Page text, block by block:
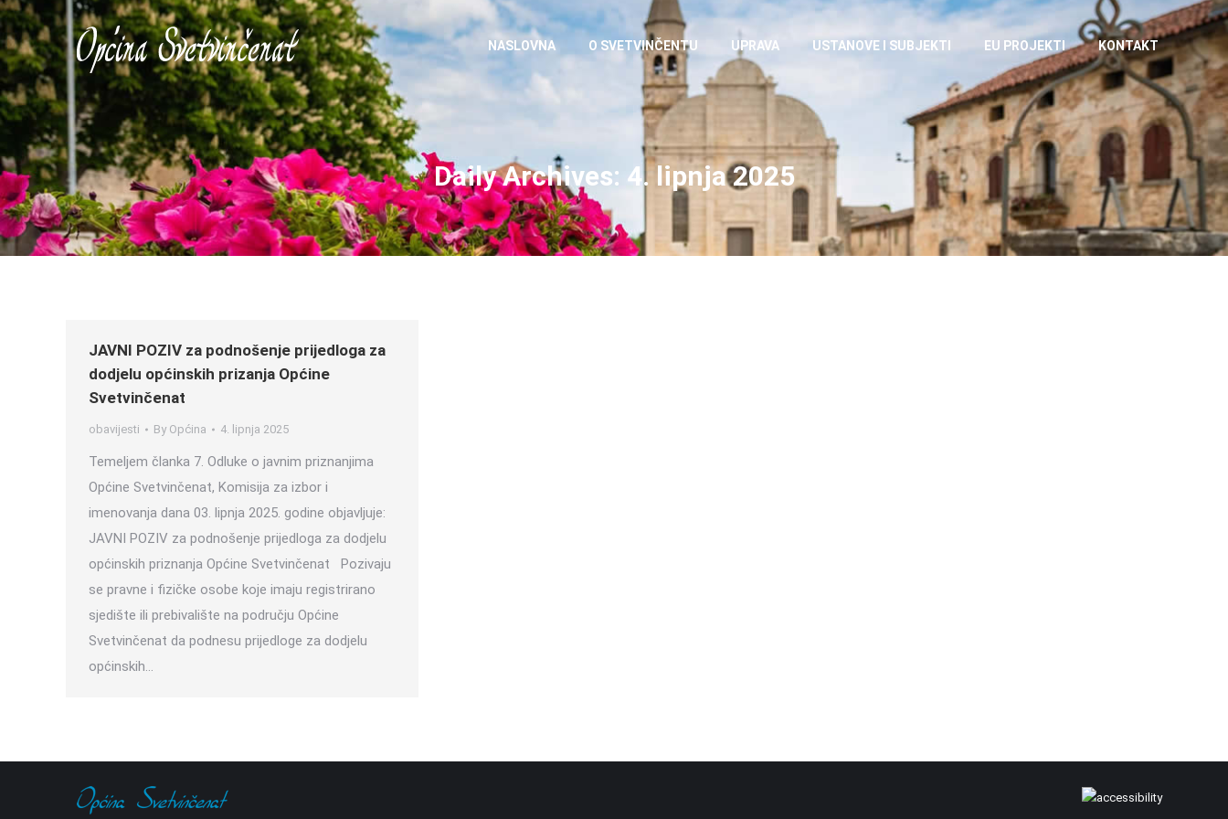
NASLOVNA O SVETVINČENTU UPRAVA USTANOVE I SUBJEKTI EU PROJEKTI KONTAKT
Daily Archives: 4. lipnja 2025
JAVNI POZIV za podnošenje prijedloga za
dodjelu općinskih prizanja Općine
Svetvinčenat
obavijesti By Općina 4. lipnja 2025
Temeljem članka 7. Odluke o javnim priznanjima
Općine Svetvinčenat, Komisija za izbor i
imenovanja dana 03. lipnja 2025. godine objavljuje:
JAVNI POZIV za podnošenje prijedloga za dodjelu
općinskih priznanja Općine Svetvinčenat Pozivaju
se pravne i fizičke osobe koje imaju registrirano
sjedište ili prebivalište na području Općine
Svetvinčenat da podnesu prijedloge za dodjelu
općinskih…